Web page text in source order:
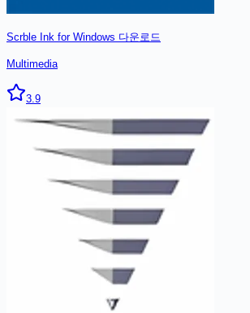
Scrble Ink for Windows 다운로드
Multimedia
3.9